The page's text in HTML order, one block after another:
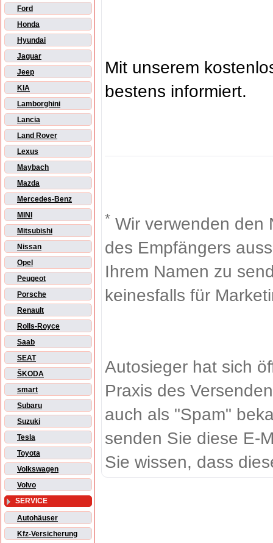
Ford
Honda
Hyundai
Jaguar
Jeep
KIA
Lamborghini
Lancia
Land Rover
Lexus
Maybach
Mazda
Mercedes-Benz
MINI
Mitsubishi
Nissan
Opel
Peugeot
Porsche
Renault
Rolls-Royce
Saab
SEAT
ŠKODA
smart
Subaru
Suzuki
Tesla
Toyota
Volkswagen
Volvo
SERVICE
Autohäuser
Kfz-Versicherung
Mit unserem
bestens informiert.
* Wir verwenden den
des Empfängers
Ihrem Namen zu
keinesfalls für
Autosieger hat sich
Praxis des
auch als "Spam"
senden Sie diese E-
Sie wissen, dass